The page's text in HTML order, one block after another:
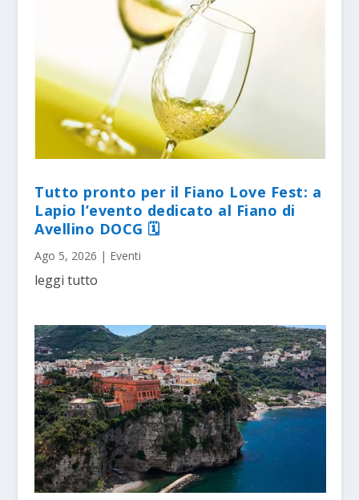
Tutto pronto per il Fiano Love Fest: a
Lapio l’evento dedicato al Fiano di
Avellino DOCG 🗓
Ago 5, 2026 | Eventi
leggi tutto